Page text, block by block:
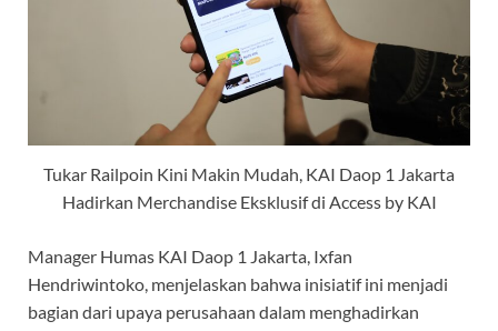
Tukar Railpoin Kini Makin Mudah, KAI Daop 1 Jakarta
Hadirkan Merchandise Eksklusif di Access by KAI
Manager Humas KAI Daop 1 Jakarta, Ixfan
Hendriwintoko, menjelaskan bahwa inisiatif ini menjadi
bagian dari upaya perusahaan dalam menghadirkan